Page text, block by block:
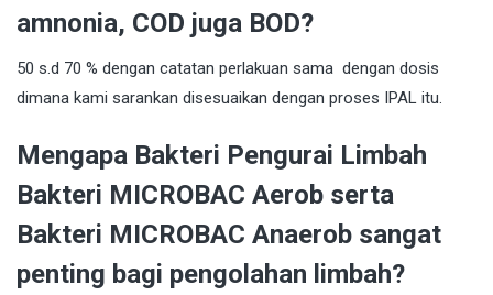
amnonia, COD juga BOD?
50 s.d 70 % dengan catatan perlakuan sama dengan dosis
dimana kami sarankan disesuaikan dengan proses IPAL itu.
Mengapa Bakteri Pengurai Limbah
Bakteri MICROBAC Aerob serta
Bakteri MICROBAC Anaerob sangat
penting bagi pengolahan limbah?